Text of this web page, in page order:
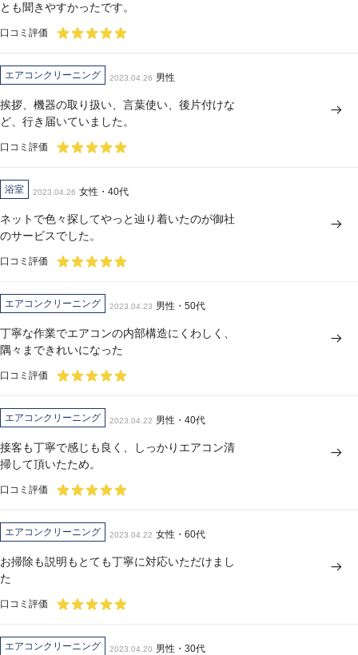
とも聞きやすかったです。
口コミ評価
エアコンクリーニング 2023.04.26 男性
挨拶、機器の取り扱い、言葉使い、後片付けな
ど、行き届いていました。
口コミ評価
浴室 2023.04.26 女性・40代
ネットで色々探してやっと辿り着いたのが御社
のサービスでした。
口コミ評価
エアコンクリーニング 2023.04.23 男性・50代
丁寧な作業でエアコンの内部構造にくわしく、
隅々まできれいになった
口コミ評価
エアコンクリーニング 2023.04.22 男性・40代
接客も丁寧で感じも良く、しっかりエアコン清
掃して頂いたため。
口コミ評価
エアコンクリーニング 2023.04.22 女性・60代
お掃除も説明もとても丁寧に対応いただけまし
た
口コミ評価
エアコンクリーニング 2023.04.20 男性・30代